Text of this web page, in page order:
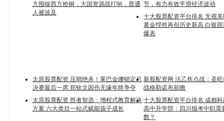
方囤镍西方抢铜，大国资源战打响，普通
人被波及
节，有力有效平滑经济波动
十大股票配资平台排名 无视
黄金悍然再创历史新高 白银
爆表
太原股票配资 压哨绝杀！莱巴金娜锁定总
决赛最后一席 郑钦文因伤无缘年终争夺
新股配资网 法乙焦点战：圣
战格勒诺布前瞻
太原股票配资 胜者智选：增程式教育解决
方案 六大类目一站式赋能孩子成长
十大股票配资平台排名 成都
高中升学部：四川报考中职需
数？